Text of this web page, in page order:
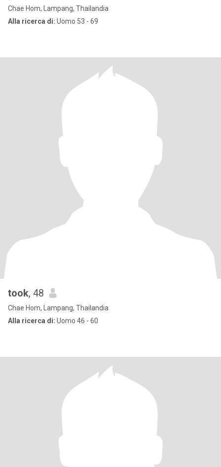
Chae Hom, Lampang, Thailandia
Alla ricerca di: Uomo 53 - 69
took, 48
Chae Hom, Lampang, Thailandia
Alla ricerca di: Uomo 46 - 60